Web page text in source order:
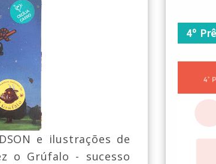
e ilustrações de
o Grúfalo - sucesso
4º